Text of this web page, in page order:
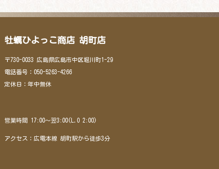
牡蠣ひよっこ商店 胡町店
〒730-0033 広島県広島市中区堀川町1-29
電話番号：050-5263-4266
定休日：年中無休
営業時間 17:00～翌3:00(L.O 2:00)
アクセス：広電本線 胡町駅から徒歩3分